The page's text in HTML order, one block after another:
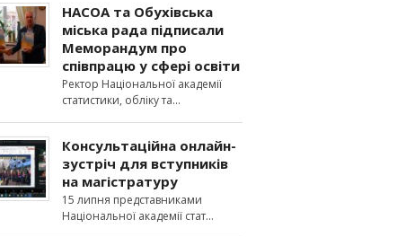
НАСОА та Обухівська
міська рада підписали
Меморандум про
співпрацю у сфері освіти
Ректор Національної академії
статистики, обліку та
Консультаційна онлайн-
зустріч для вступників
на магістратуру
15 липня представниками
Національної академії стат